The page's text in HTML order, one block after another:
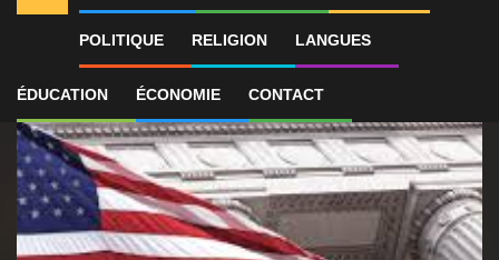
POLITIQUE RELIGION LANGUES
ÉDUCATION ÉCONOMIE CONTACT
ALERTES INFO 1 Innovation, tourisme et